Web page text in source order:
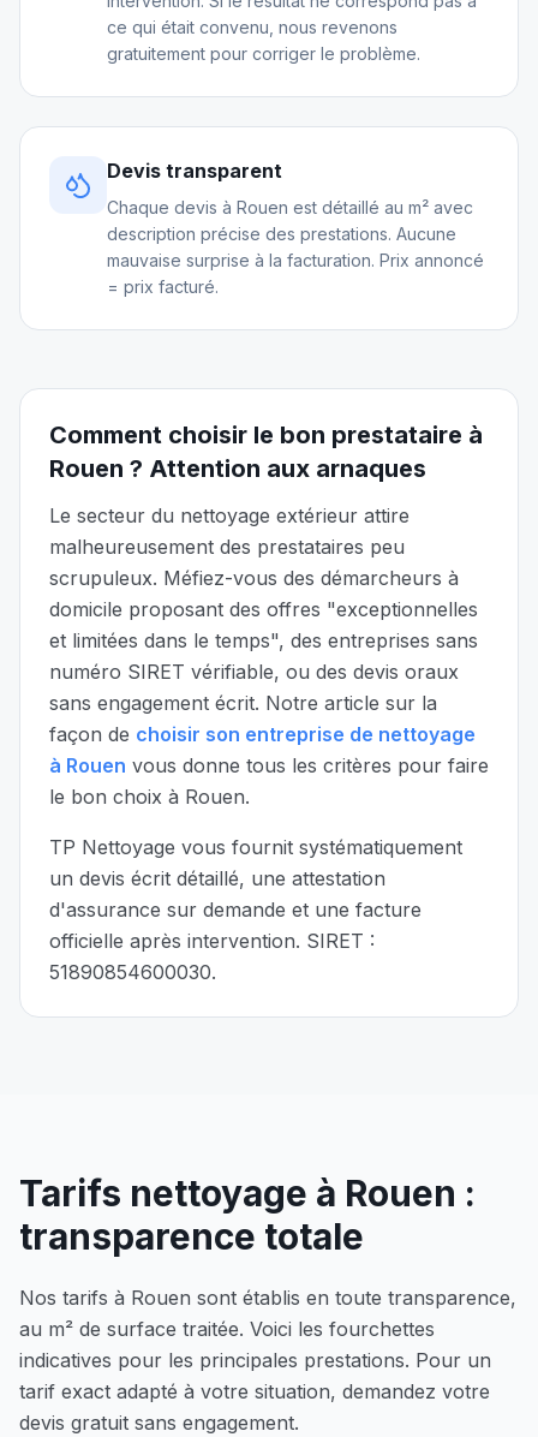
ce qui était convenu, nous revenons
gratuitement pour corriger le problème.
Devis transparent
Chaque devis à Rouen est détaillé au m² avec
description précise des prestations. Aucune
mauvaise surprise à la facturation. Prix annoncé
= prix facturé.
Comment choisir le bon prestataire à
Rouen ? Attention aux arnaques
Le secteur du nettoyage extérieur attire
malheureusement des prestataires peu
scrupuleux. Méfiez-vous des démarcheurs à
domicile proposant des offres "exceptionnelles
et limitées dans le temps", des entreprises sans
numéro SIRET vérifiable, ou des devis oraux
sans engagement écrit. Notre article sur la
façon de choisir son entreprise de nettoyage
à Rouen vous donne tous les critères pour faire
le bon choix à Rouen.
TP Nettoyage vous fournit systématiquement
un devis écrit détaillé, une attestation
d'assurance sur demande et une facture
officielle après intervention. SIRET :
51890854600030.
Tarifs nettoyage à Rouen :
transparence totale
Nos tarifs à Rouen sont établis en toute transparence,
au m² de surface traitée. Voici les fourchettes
indicatives pour les principales prestations. Pour un
tarif exact adapté à votre situation, demandez votre
devis gratuit sans engagement.